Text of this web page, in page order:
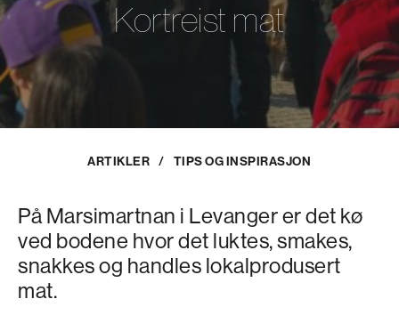
Kortreist mat
ARTIKLER / TIPS OG INSPIRASJON
På Marsimartnan i Levanger er det kø
ved bodene hvor det luktes, smakes,
snakkes og handles lokalprodusert
mat.